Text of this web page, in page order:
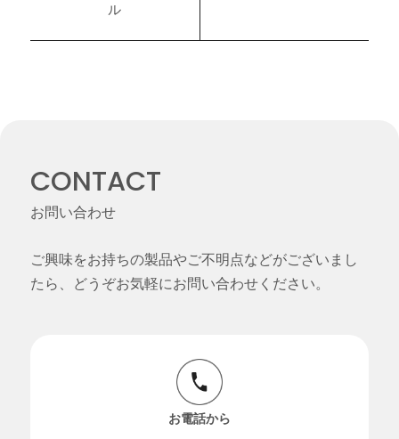
ル
CONTACT
お問い合わせ
ご興味をお持ちの製品やご不明点などがございまし
たら、どうぞお気軽にお問い合わせください。
お電話から